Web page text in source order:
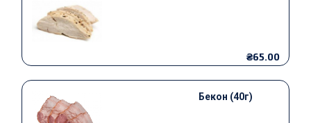
₴65.00
Бекон (40г)